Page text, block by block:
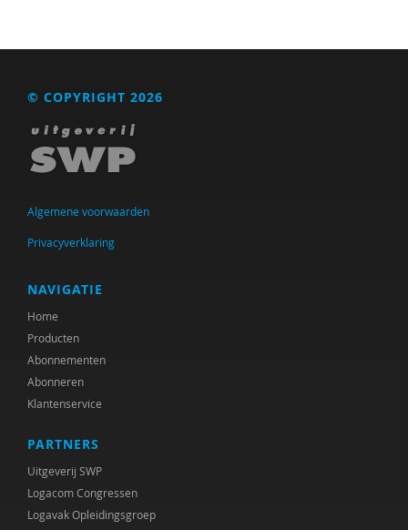
Ralph A. Brown
Wilna A.J. Meijer
Suzan van der Aa
NORA AARENDONK
Yvonne Aartsen
Nesrien Abu Ghazaleh
Edna Adelson
W.F. Admiraal
Peter Adriaenssens
© COPYRIGHT 2026
Algemene voorwaarden
Privacyverklaring
NAVIGATIE
Home
Producten
Abonnementen
Abonneren
Klantenservice
PARTNERS
Uitgeverij SWP
Logacom Congressen
Logavak Opleidingsgroep